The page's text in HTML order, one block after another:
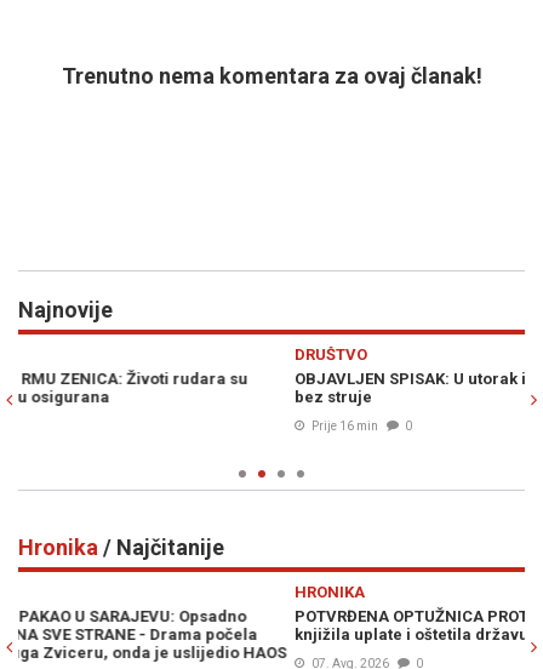
Trenutno nema komentara za ovaj članak!
Najnovije
OBJAVLJEN SPISAK: U utorak i srijedu pojedine sarajevske ulice
bez struje
Hronika / Najčitanije
POTVRĐENA OPTUŽNICA PROTIV SLUŽBENICE UIO BiH: Fiktivno
knjižila uplate i oštetila državu za 186.415 KM
07. Avg. 2026